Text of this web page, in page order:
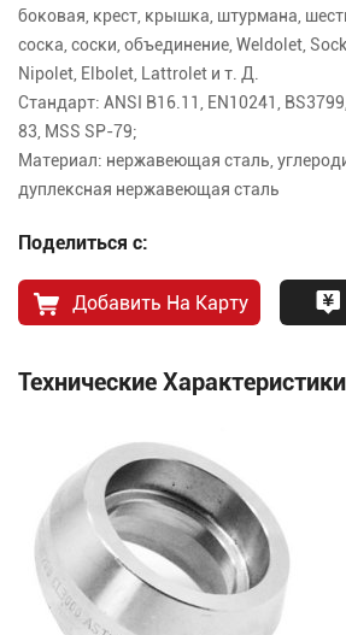
боковая, крест, крышка, штурмана,
соска, соски, объединение, Weldolet,
Nipolet, Elbolet, Lattrolet и т. Д.
Стандарт: ANSI B16.11, EN10241,
83, MSS SP-79;
Материал: нержавеющая сталь,
дуплексная нержавеющая сталь
Поделиться с:
Добавить На Карту
Технические